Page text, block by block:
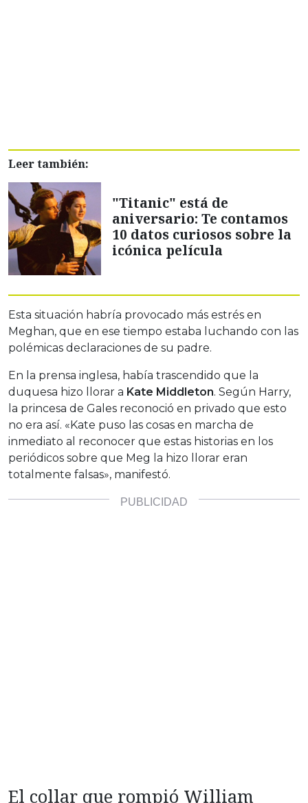
Leer también:
"Titanic" está de
aniversario: Te contamos
10 datos curiosos sobre la
icónica película
Esta situación habría provocado más estrés en
Meghan, que en ese tiempo estaba luchando con las
polémicas declaraciones de su padre.
En la prensa inglesa, había trascendido que la
duquesa hizo llorar a Kate Middleton. Según Harry,
la princesa de Gales reconoció en privado que esto
no era así. «Kate puso las cosas en marcha de
inmediato al reconocer que estas historias en los
periódicos sobre que Meg la hizo llorar eran
totalmente falsas», manifestó.
El collar que rompió William